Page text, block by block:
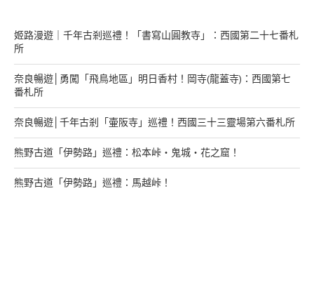
姬路漫遊｜千年古剎巡禮！「書寫山圓教寺」：西國第二十七番札
所
奈良暢遊│勇闖「飛鳥地區」明日香村！岡寺(龍蓋寺)：西國第七
番札所
奈良暢遊│千年古剎「壷阪寺」巡禮！西國三十三靈場第六番札所
熊野古道「伊勢路」巡禮：松本峠・鬼城・花之窟！
熊野古道「伊勢路」巡禮：馬越峠！